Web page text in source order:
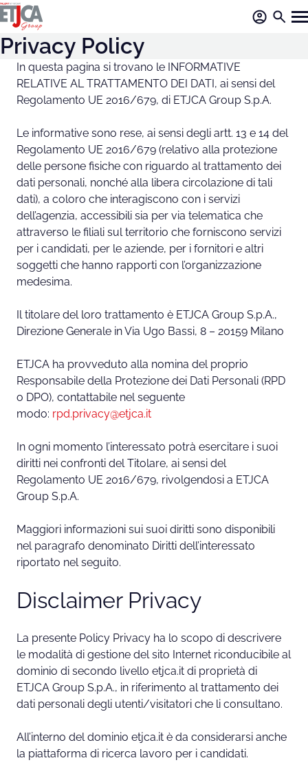
Privacy Policy
In questa pagina si trovano le INFORMATIVE
RELATIVE AL TRATTAMENTO DEI DATI, ai sensi del
Regolamento UE 2016/679, di ETJCA Group S.p.A.
Le informative sono rese, ai sensi degli artt. 13 e 14 del
Regolamento UE 2016/679 (relativo alla protezione
delle persone fisiche con riguardo al trattamento dei
dati personali, nonché alla libera circolazione di tali
dati), a coloro che interagiscono con i servizi
dell’agenzia, accessibili sia per via telematica che
attraverso le filiali sul territorio che forniscono servizi
per i candidati, per le aziende, per i fornitori e altri
soggetti che hanno rapporti con l’organizzazione
medesima.
Il titolare del loro trattamento è ETJCA Group S.p.A.,
Direzione Generale in Via Ugo Bassi, 8 – 20159 Milano
ETJCA ha provveduto alla nomina del proprio
Responsabile della Protezione dei Dati Personali (RPD
o DPO), contattabile nel seguente
modo: rpd.privacy@etjca.it
In ogni momento l’interessato potrà esercitare i suoi
diritti nei confronti del Titolare, ai sensi del
Regolamento UE 2016/679, rivolgendosi a ETJCA
Group S.p.A.
Maggiori informazioni sui suoi diritti sono disponibili
nel paragrafo denominato Diritti dell’interessato
riportato nel seguito.
Disclaimer Privacy
La presente Policy Privacy ha lo scopo di descrivere
le modalità di gestione del sito Internet riconducibile al
dominio di secondo livello etjca.it di proprietà di
ETJCA Group S.p.A., in riferimento al trattamento dei
dati personali degli utenti/visitatori che li consultano.
All’interno del dominio etjca.it è da considerarsi anche
la piattaforma di ricerca lavoro per i candidati.